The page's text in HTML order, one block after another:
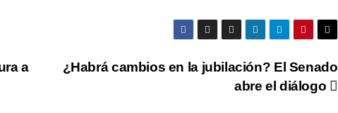
¿Habrá cambios en la jubilación? El Senado
abre el diálogo
a